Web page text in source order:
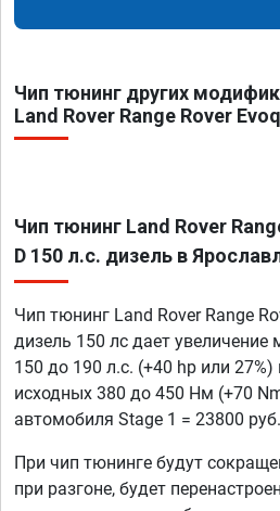
Чип тюнинг других
Land Rover Range Rover
Чип тюнинг Land Rover
D 150 л.с. дизель в
Чип тюнинг Land Rover Range
дизель 150 лс дает увеличение
150 до 190 л.с. (+40 hp или
исходных 380 до 450 Нм (+70
автомобиля Stage 1 = 23800 руб.
При чип тюнинге будут
при разгоне, будет